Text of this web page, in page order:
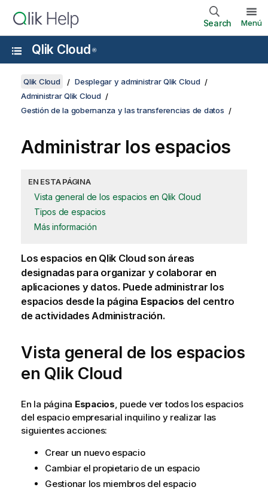
Search Menú
Qlik Cloud ®
Qlik Cloud
Desplegar y administrar Qlik Cloud
Administrar Qlik Cloud
Gestión de la gobernanza y las transferencias de datos
Administrar los espacios
EN ESTA PÁGINA
Vista general de los espacios en Qlik Cloud
Tipos de espacios
Más información
Los espacios en Qlik Cloudson áreas
designadas para organizar y colaborar en
aplicaciones y datos. Puede administrar los
espacios desde la página Espacios del centro
de actividadesAdministración.
Vista general de los espacios
en Qlik Cloud
En la página Espacios , puede ver todos los espacios
del espacio empresarial inquilino y realizar las
siguientes acciones:
Crear un nuevo espacio
Cambiar el propietario de un espacio
Gestionar los miembros del espacio